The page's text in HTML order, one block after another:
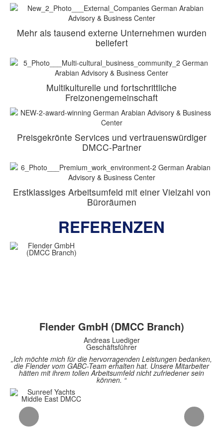
Mehr als tausend externe Unternehmen wurden
beliefert
Multikulturelle und fortschrittliche
Freizonengemeinschaft
Preisgekrönte Services und vertrauenswürdiger
DMCC-Partner
Erstklassiges Arbeitsumfeld mit einer Vielzahl von
Büroräumen
REFERENZEN
Flender GmbH (DMCC Branch)
Andreas Luediger
Geschäftsführer
„Ich möchte mich für die hervorragenden Leistungen bedanken,
die Flender vom GABC-Team erhalten hat. Unsere Mitarbeiter
hätten mit ihrem tollen Arbeitsumfeld nicht zufriedener sein
können. “